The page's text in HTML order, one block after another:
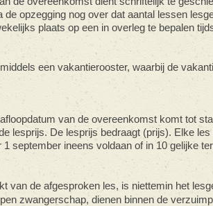
opzegging nog over dat aantal lessen
plaats op een in overleg te bepalen
een vakantierooster, waarbij de
van de overeenkomst komt tot
lesprijs. De lesprijs bedraagt (prijs). Elke
september ineens voldaan of in 10 gelijke
van de afgesproken les, is niettemin het
zwangerschap, dienen binnen de